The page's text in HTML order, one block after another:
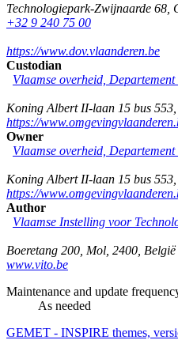
Technologiepark-Zwijnaarde 68
+32 9 240 75 00
https://www.dov.vlaanderen.be
Custodian
Vlaamse overheid,
Koning Albert II-laan 15 bus 553
https://
Owner
Vlaamse overheid,
Koning Albert II-laan 15 bus 553
https://
Author
Vlaamse Instelling voor
Boeretang 200 Mol 2400 België
www.vito.be
Maintenance and update
As needed
GEMET - INSPIRE themes,